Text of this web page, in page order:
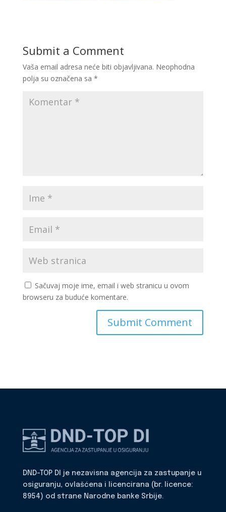
Submit a Comment
Vaša email adresa neće biti objavljivana. Neophodna
polja su označena sa *
Sačuvaj moje ime, email i web stranicu u ovom
browseru za buduće komentare.
DND-TOP DI je nezavisna agencija za zastupanje u
osiguranju, ovlašćena i licencirana (br. licence:
8954) od strane Narodne banke Srbije.